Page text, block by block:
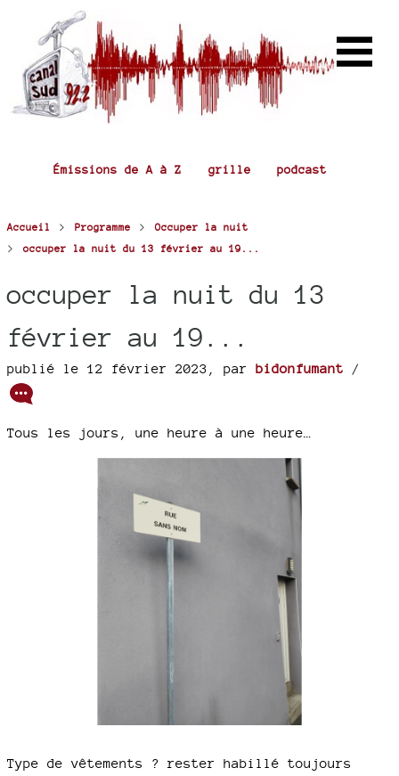
Émissions de A à Z grille podcast
Accueil > Programme >Occuper la nuit
> occuper la nuit du 13 février au 19...
occuper la nuit du 13
février au 19...
publié le 12 février 2023 par bidonfumant /
Tous les jours, une heure à une heure…
Type de vêtements ? rester habillé toujours